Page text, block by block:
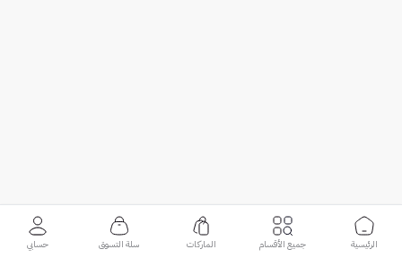
الرئيسية جميع الأقسام الماركات سلة التسوق حسابي